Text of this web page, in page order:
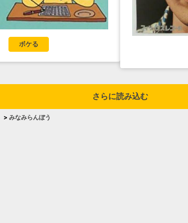
ボケる
さらに読み込む
> みなみらんぼう